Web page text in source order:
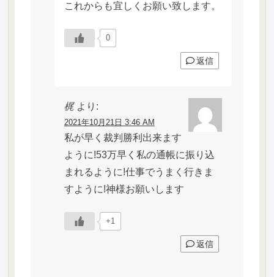
これからも宜しくお願い致します。
0
返信
梶 より:
2021年10月21日 3:46 AM
私が早く裁判勝利出来ます
ように!53万早く私の通帳に振り込
まれるように!仕事でうまく行きま
すように!神様お願いします
+1
返信